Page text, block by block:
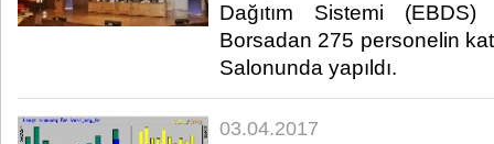
Dağıtım Sistemi
Borsadan 275 personelin
Salonunda yapıldı. ​​
03.04.2017